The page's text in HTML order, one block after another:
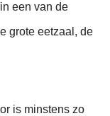
een van de
grote eetzaal, de
is minstens zo